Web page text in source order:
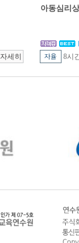
아동심리
8시